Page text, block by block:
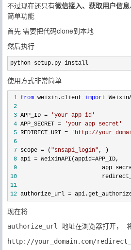
不过现在还只有微信接入、获取用户信息
简单功能
首先 需要把代码clone到本地
然后执行
python setup.py install
使用方式非常简单
1 from weixin.client import
2
3 APP_ID = 'your app id '
4 APP_SECRET = 'your app secret '
5 REDIRECT_URI = 'http://
6
7 scope = ( "snsapi_login"
8 api = WeixinAPI(appid=
9
10
11
12 authorize_url =
现在将
authorize_url 地址在浏览器打开， 将
http://your_domain.com/